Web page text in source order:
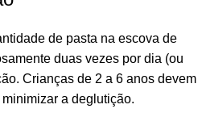
de pasta na escova de
duas vezes por dia (ou
Crianças de 2 a 6 anos devem
a deglutição.